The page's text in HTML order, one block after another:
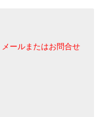
ールまたはお問合せ